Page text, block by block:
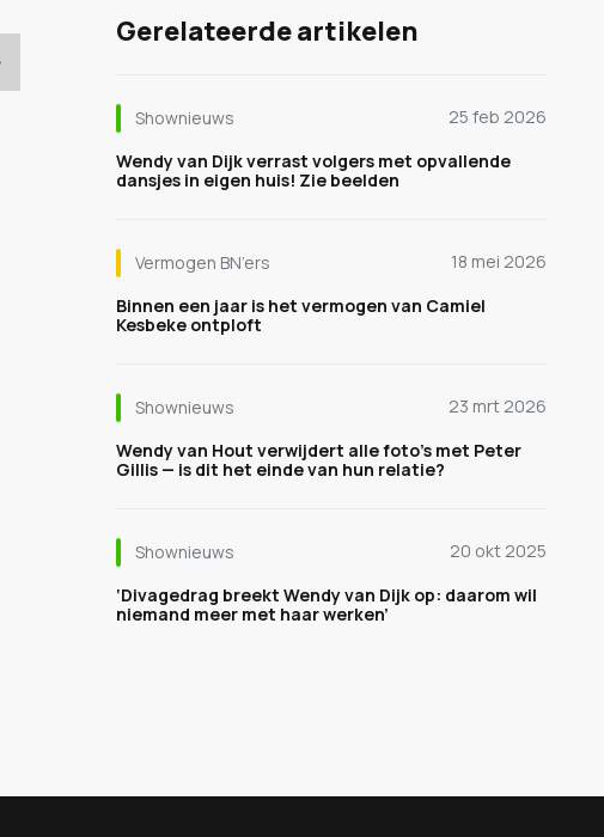
Gerelateerde artikelen
Shownieuws
25 feb 2026
Wendy van Dijk verrast volgers met opvallende
dansjes in eigen huis! Zie beelden
Vermogen BN’ers
18 mei 2026
Binnen een jaar is het vermogen van Camiel
Kesbeke ontploft
Shownieuws
23 mrt 2026
Wendy van Hout verwijdert alle foto’s met Peter
Gillis — is dit het einde van hun relatie?
Shownieuws
20 okt 2025
‘Divagedrag breekt Wendy van Dijk op: daarom wil
niemand meer met haar werken’